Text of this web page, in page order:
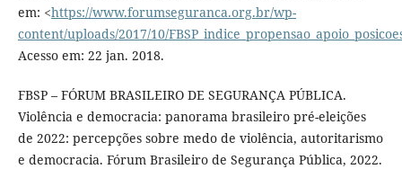
em: <https://www.forumseguranca.org.br/wp-
content/uploads/2017/10/
Acesso em: 22 jan. 2018.
FBSP – FÓRUM BRASILEIRO DE SEGURANÇA PÚBLICA.
Violência e democracia: panorama brasileiro pré-eleições
de 2022: percepções sobre medo de violência, autoritarismo
e democracia. Fórum Brasileiro de Segurança Pública, 2022.